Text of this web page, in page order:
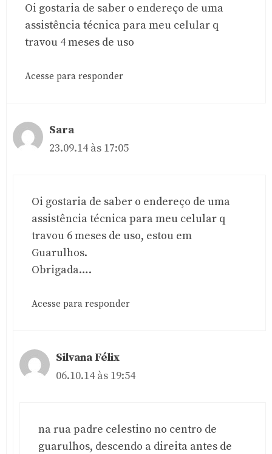
Oi gostaria de saber o endereço de uma
assistência técnica para meu celular q
travou 4 meses de uso
Acesse para responder
Sara
23.09.14 às 17:05
Oi gostaria de saber o endereço de uma
assistência técnica para meu celular q
travou 6 meses de uso, estou em
Guarulhos.
Obrigada….
Acesse para responder
Silvana Félix
06.10.14 às 19:54
na rua padre celestino no centro de
guarulhos, descendo a direita antes de